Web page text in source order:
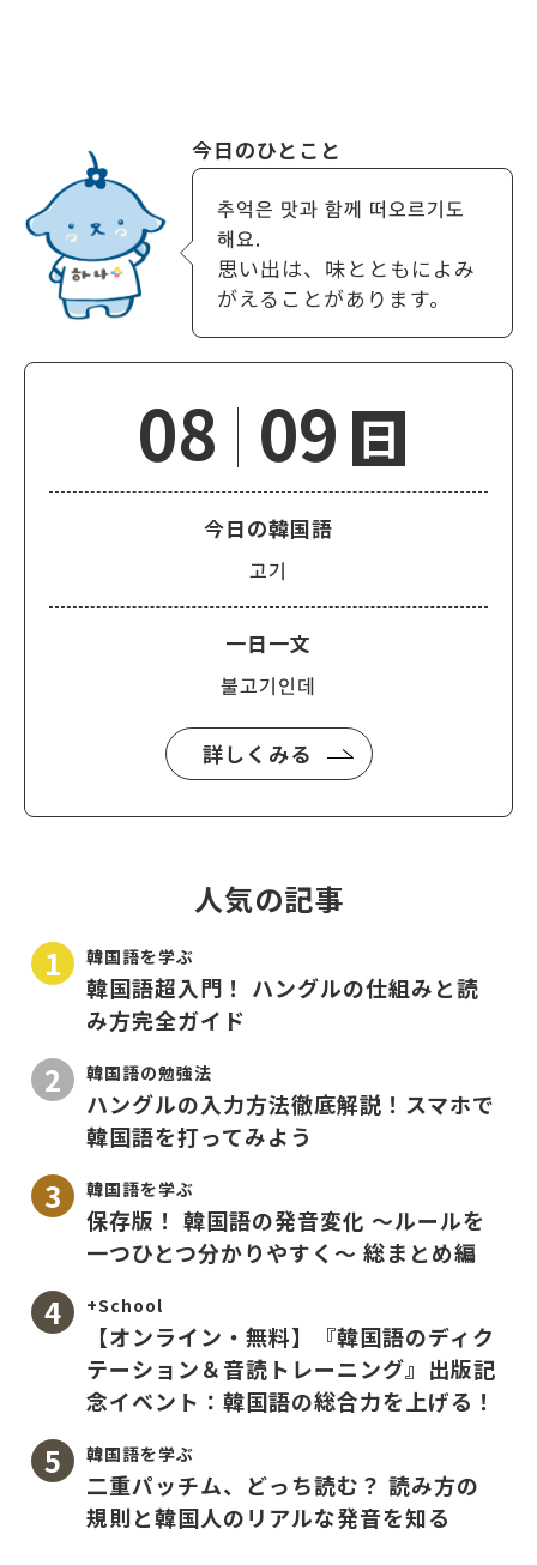
今日のひとこと
추억은 맛과 함께 떠오르기도
해요.
思い出は、味とともによみ
がえることがあります。
08 09 日
今日の韓国語
고기
一日一文
불고기인데
詳しくみる
人気の記事
韓国語を学ぶ
韓国語超入門！ ハングルの仕組みと読
み方完全ガイド
韓国語の勉強法
ハングルの入力方法徹底解説！スマホで
韓国語を打ってみよう
韓国語を学ぶ
保存版！ 韓国語の発音変化 〜ルールを
一つひとつ分かりやすく〜 総まとめ編
+School
【オンライン・無料】『韓国語のディク
テーション＆音読トレーニング』出版記
念イベント：韓国語の総合力を上げる！
韓国語を学ぶ
二重パッチム、どっち読む？ 読み方の
規則と韓国人のリアルな発音を知る